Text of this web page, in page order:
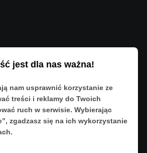
jest dla nas ważna!
nam usprawnić korzystanie ze
treści i reklamy do Twoich
ruch w serwisie. Wybierając
zgadzasz się na ich wykorzystanie